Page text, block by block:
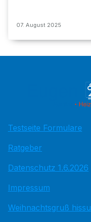
07. August 2025
Testseite Formulare
Ratgeber
Datenschutz 1.6.2026
Impressum
Weihnachtsgruß hissu